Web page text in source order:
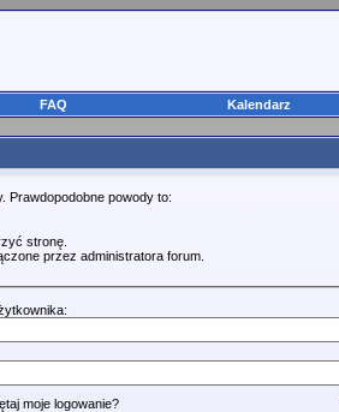
FAQ Kalendarz
Prawdopodobne powody to:
stronę.
przez administratora forum.
moje logowanie?